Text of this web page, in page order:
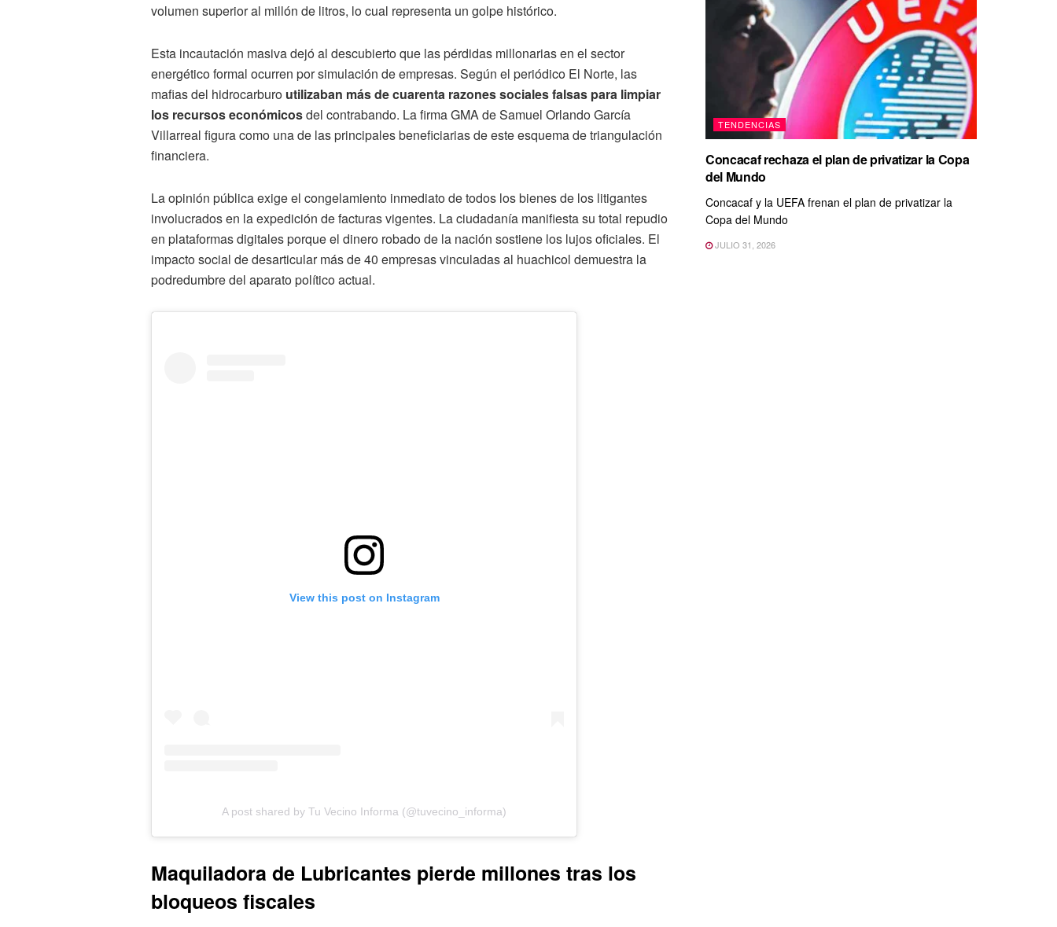
volumen superior al millón de litros, lo cual representa un golpe histórico.
Esta incautación masiva dejó al descubierto que las pérdidas millonarias en el sector
energético formal ocurren por simulación de empresas. Según el periódico El Norte, las
mafias del hidrocarburo utilizaban más de cuarenta razones sociales falsas para limpiar
los recursos económicosdel contrabando. La firma GMA de Samuel Orlando García
Villarreal figura como una de las principales beneficiarias de este esquema de triangulación
financiera.
La opinión pública exige el congelamiento inmediato de todos los bienes de los litigantes
involucrados en la expedición de facturas vigentes. La ciudadanía manifiesta su total repudio
en plataformas digitales porque el dinero robado de la nación sostiene los lujos oficiales. El
impacto social de desarticular más de 40 empresas vinculadas al huachicol demuestra la
podredumbre del aparato político actual.
View this post on Instagram
A post shared by Tu Vecino Informa (@tuvecino_informa)
Maquiladora de Lubricantes pierde millones tras los
bloqueos fiscales
TENDENCIAS
Concacaf rechaza el plan de privatizar la Copa
del Mundo
Concacaf y la UEFA frenan el plan de privatizar la
Copa del Mundo
JULIO 31, 2026